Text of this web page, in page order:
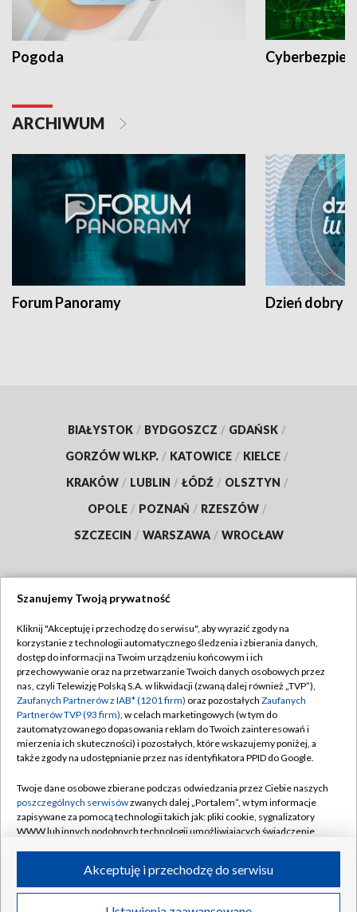
Pogoda
ARCHIWUM
Forum Panoramy Dzień dobry
BIAŁYSTOK / BYDGOSZCZ / GDAŃSK /
GORZÓW WLKP. / KATOWICE / KIELCE /
KRAKÓW / LUBLIN / ŁÓDŹ / OLSZTYN /
OPOLE / POZNAŃ / RZESZÓW /
SZCZECIN / WARSZAWA / WROCŁAW
TVP
Abonament TVP
Emisja w TVP
Centrum informacji TVP
Naziemna Telewizja Cyfrowa
Rada Programowa
System NOS
Informacje o nadawcy
Program dla prasy
Regulamin TVP
Polityka prywatności
Moje zgody
Pomoc
Kontakt
Kanały
©2026 Telewizja Polska S.A. w likwidacji
Szanujemy Twoją prywatność
Kliknij "Akceptuję i przechodzę do serwisu", aby wyrazić zgody na
korzystanie z technologii automatycznego śledzenia i zbierania danych,
dostęp do informacji na Twoim urządzeniu końcowym i ich
przechowywanie oraz na przetwarzanie Twoich danych osobowych przez
nas, czyli Telewizję Polską S.A. w likwidacji (zwaną dalej również „TVP”),
Zaufanych Partnerów z IAB* (1201 firm) oraz pozostałych Zaufanych
Partnerów TVP (93 firm), w celach marketingowych (w tym do
zautomatyzowanego dopasowania reklam do Twoich zainteresowań i
mierzenia ich skuteczności) i pozostałych, które wskazujemy poniżej, a
także zgody na udostępnianie przez nas identyfikatora PPID do Google.
Twoje dane osobowe zbierane podczas odwiedzania przez Ciebie naszych
poszczególnych serwisówzwanych dalej „Portalem”, w tym informacje
zapisywane za pomocą technologii takich jak: pliki cookie, sygnalizatory
WWW lub innych podobnych technologii umożliwiających świadczenie
ruchu w Internecie.
Twoje dane osobowe zbierane podczas odwiedzania przez Ciebie
Akceptuję i przechodzę do serwisu